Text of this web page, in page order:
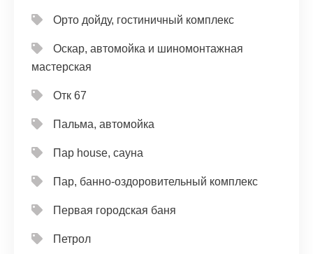
Орто дойду, гостиничный комплекс
Оскар, автомойка и шиномонтажная
мастерская
Отк 67
Пальма, автомойка
Пар house, сауна
Пар, банно-оздоровительный комплекс
Первая городская баня
Петрол